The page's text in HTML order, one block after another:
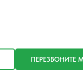
ПЕРЕЗВОНИТЕ